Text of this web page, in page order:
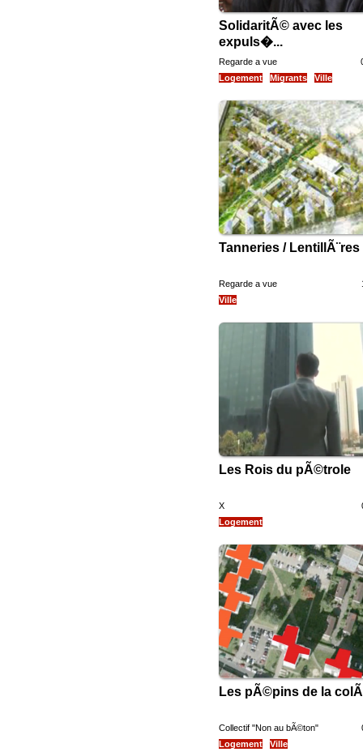
SolidaritÃ© avec les
expuls�...
Regarde a vue
Logement
Migrants Ville
Tanneries / LentillÃ¨res
Regarde a vue
Ville
Les Rois du pÃ©trole
X
Logement
Les pÃ©pins de la
Collectif "Non au bÃ©ton"
Logement
Ville